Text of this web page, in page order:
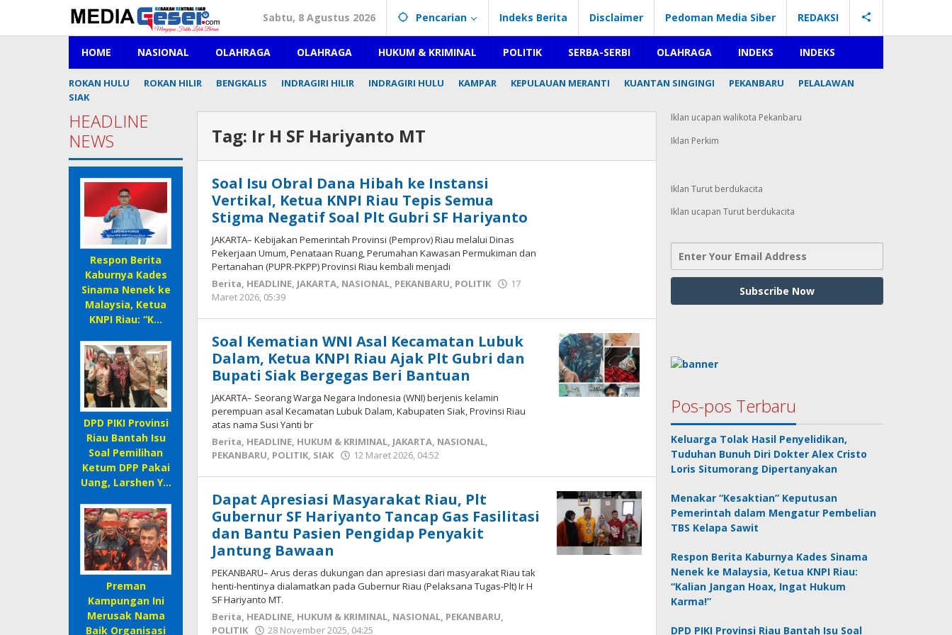
konten
Sabtu, 8 Agustus 2026 Pencarian Indeks Berita Disclaimer Pedoman Media Siber REDAKSI
HOME NASIONAL OLAHRAGA OLAHRAGA HUKUM & KRIMINAL POLITIK SERBA-SERBI OLAHRAGA INDEKS INDEKS
ROKAN HULU ROKAN HILIR BENGKALIS INDRAGIRI HILIR INDRAGIRI HULU KAMPAR KEPULAUAN MERANTI KUANTAN SINGINGI PEKANBARU
PELALAWAN
SIAK
HEADLINE
NEWS
Respon Berita
Kaburnya Kades
Sinama Nenek ke
Malaysia, Ketua
KNPI Riau: “K…
DPD PIKI Provinsi
Riau Bantah Isu
Soal Pemilihan
Ketum DPP Pakai
Uang, Larshen Y…
Preman
Kampungan Ini
Merusak Nama
Baik Organisasi
Tag: Ir H SF Hariyanto MT
Soal Isu Obral Dana Hibah ke Instansi
Vertikal, Ketua KNPI Riau Tepis Semua
Stigma Negatif Soal Plt Gubri SF Hariyanto
JAKARTA– Kebijakan Pemerintah Provinsi (Pemprov) Riau melalui Dinas
Pekerjaan Umum, Penataan Ruang, Perumahan Kawasan Permukiman dan
Pertanahan (PUPR-PKPP) Provinsi Riau kembali menjadi
Berita, HEADLINE, JAKARTA, NASIONAL, PEKANBARU, POLITIK
17
Maret 2026, 05:39
Soal Kematian WNI Asal Kecamatan Lubuk
Dalam, Ketua KNPI Riau Ajak Plt Gubri dan
Bupati Siak Bergegas Beri Bantuan
JAKARTA– Seorang Warga Negara Indonesia (WNI) berjenis kelamin
perempuan asal Kecamatan Lubuk Dalam, Kabupaten Siak, Provinsi Riau
atas nama Susi Yanti br
Berita, HEADLINE, HUKUM & KRIMINAL, JAKARTA, NASIONAL,
PEKANBARU, POLITIK, SIAK 12 Maret 2026, 04:52
Dapat Apresiasi Masyarakat Riau, Plt
Gubernur SF Hariyanto Tancap Gas Fasilitasi
dan Bantu Pasien Pengidap Penyakit
Jantung Bawaan
PEKANBARU– Arus deras dukungan dan apresiasi dari masyarakat Riau tak
henti-hentinya dialamatkan pada Gubernur Riau (Pelaksana Tugas-Plt) Ir H
SF Hariyanto MT.
Berita, HEADLINE, HUKUM & KRIMINAL, NASIONAL, PEKANBARU,
POLITIK
28 November 2025, 04:25
Iklan ucapan walikota Pekanbaru
Iklan Perkim
Iklan Turut berdukacita
Iklan ucapan Turut berdukacita
Pos-pos Terbaru
Keluarga Tolak Hasil Penyelidikan,
Tuduhan Bunuh Diri Dokter Alex Cristo
Loris Situmorang Dipertanyakan
Menakar “Kesaktian” Keputusan
Pemerintah dalam Mengatur Pembelian
TBS Kelapa Sawit
Respon Berita Kaburnya Kades Sinama
Nenek ke Malaysia, Ketua KNPI Riau:
“Kalian Jangan Hoax, Ingat Hukum
Karma!”
DPD PIKI Provinsi Riau Bantah Isu Soal